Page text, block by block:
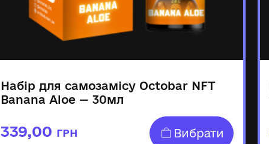
Набір для самозамісу Octobar NFT
Banana Aloe — 30мл
339,00 ГРН Вибрати